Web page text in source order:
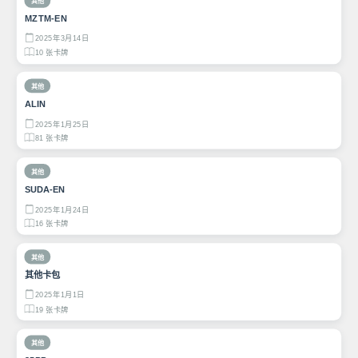
MZTM-EN
2025年3月14日
10 张卡牌
其他
ALIN
2025年1月25日
81 张卡牌
其他
SUDA-EN
2025年1月24日
16 张卡牌
其他
其他卡包
2025年1月1日
19 张卡牌
其他